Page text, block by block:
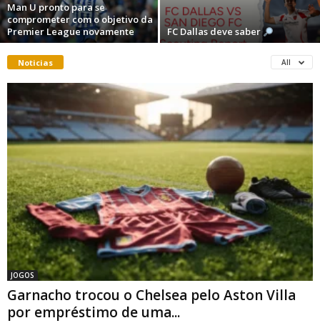
Man U pronto para se
comprometer com o objetivo da
Premier League novamente
FC Dallas deve saber
Noticias All
JOGOS
Garnacho trocou o Chelsea pelo Aston Villa
por empréstimo de uma...